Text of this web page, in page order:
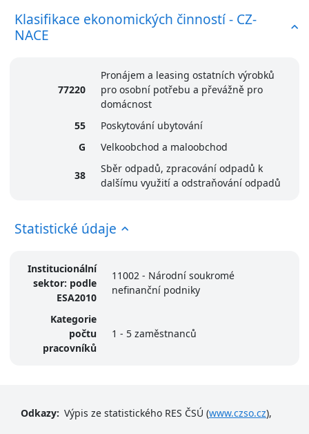
Klasifikace ekonomických činností - CZ-
NACE
77220
Pronájem a leasing ostatních výrobků
pro osobní potřebu a převážně pro
domácnost
55
Poskytování ubytování
G
Velkoobchod a maloobchod
38
Sběr odpadů, zpracování odpadů k
dalšímu využití a odstraňování odpadů
Statistické údaje
Institucionální
sektor: podle
ESA2010
11002 - Národní soukromé
nefinanční podniky
Kategorie
počtu
pracovníků
1 - 5 zaměstnanců
Odkazy: Výpis ze statistického RES ČSÚ (www.czso.cz),